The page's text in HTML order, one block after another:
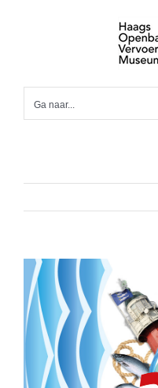
Ga naar...
Bekijk
grotere
afbeelding